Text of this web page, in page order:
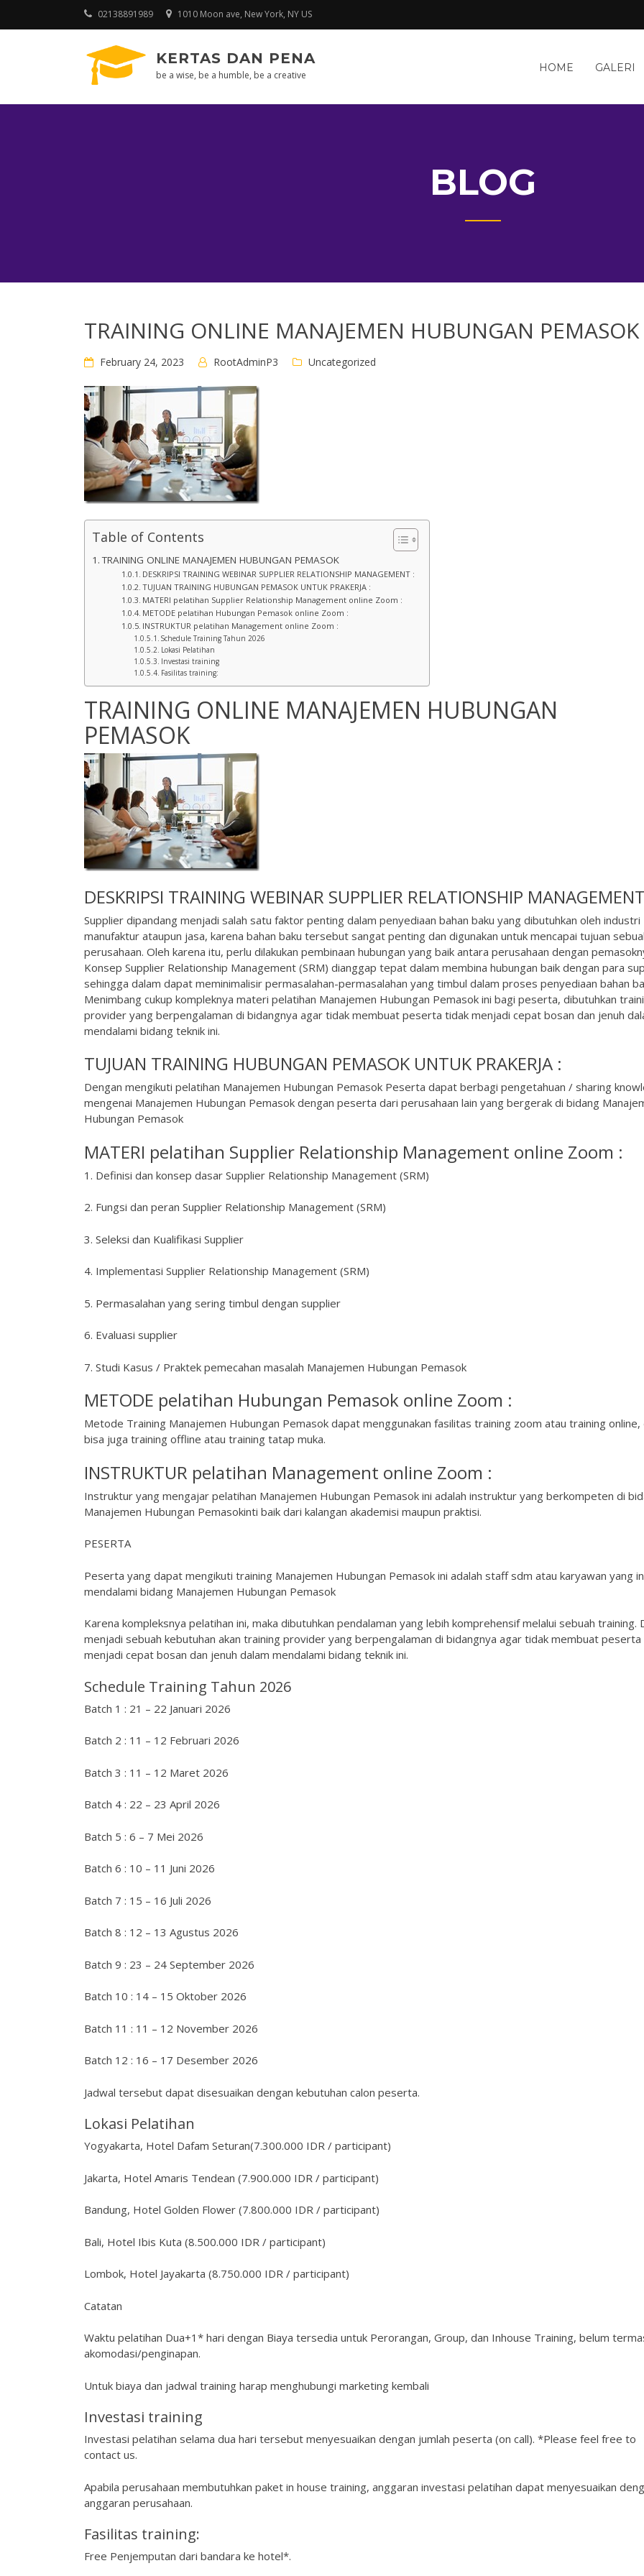
02138891989 1010 Moon ave, New York, NY US
KERTAS DAN PENA
be a wise, be a humble, be a creative
HOME GALERI
BLOG
TRAINING ONLINE MANAJEMEN HUBUNGAN PEMASOK
February 24, 2023 RootAdminP3 Uncategorized
Table of Contents
TRAINING ONLINE MANAJEMEN HUBUNGAN PEMASOK
DESKRIPSI TRAINING WEBINAR SUPPLIER RELATIONSHIP MANAGEMENT :
TUJUAN TRAINING HUBUNGAN PEMASOK UNTUK PRAKERJA :
MATERI pelatihan Supplier Relationship Management online Zoom :
METODE pelatihan Hubungan Pemasok online Zoom :
INSTRUKTUR pelatihan Management online Zoom :
Schedule Training Tahun 2026
Lokasi Pelatihan
Investasi training
Fasilitas training:
TRAINING ONLINE MANAJEMEN HUBUNGAN
PEMASOK
DESKRIPSI TRAINING WEBINAR SUPPLIER RELATIONSHIP
Supplier dipandang menjadi salah satu faktor penting dalam penyediaan bahan baku yang dibutuhkan oleh industri
manufaktur ataupun jasa, karena bahan baku tersebut sangat penting dan digunakan untuk mencapai tujuan
perusahaan. Oleh karena itu, perlu dilakukan pembinaan hubungan yang baik antara perusahaan dengan
Konsep Supplier Relationship Management (SRM) dianggap tepat dalam membina hubungan baik dengan para
sehingga dalam dapat meminimalisir permasalahan-permasalahan yang timbul dalam proses penyediaan bahan
Menimbang cukup kompleknya materi pelatihan Manajemen Hubungan Pemasok ini bagi peserta, dibutuhkan
provider yang berpengalaman di bidangnya agar tidak membuat peserta tidak menjadi cepat bosan dan jenuh
mendalami bidang teknik ini.
TUJUAN TRAINING HUBUNGAN PEMASOK UNTUK PRAKERJA :
Dengan mengikuti pelatihan Manajemen Hubungan Pemasok Peserta dapat berbagi pengetahuan / sharing
mengenai Manajemen Hubungan Pemasok dengan peserta dari perusahaan lain yang bergerak di bidang
Hubungan Pemasok
MATERI pelatihan Supplier Relationship Management online Zoom :
1. Definisi dan konsep dasar Supplier Relationship Management (SRM)
2. Fungsi dan peran Supplier Relationship Management (SRM)
3. Seleksi dan Kualifikasi Supplier
4. Implementasi Supplier Relationship Management (SRM)
5. Permasalahan yang sering timbul dengan supplier
6. Evaluasi supplier
7. Studi Kasus / Praktek pemecahan masalah Manajemen Hubungan Pemasok
METODE pelatihan Hubungan Pemasok online Zoom :
Metode Training Manajemen Hubungan Pemasok dapat menggunakan fasilitas training zoom atau training online,
bisa juga training offline atau training tatap muka.
INSTRUKTUR pelatihan Management online Zoom :
Instruktur yang mengajar pelatihan Manajemen Hubungan Pemasok ini adalah instruktur yang berkompeten di
Manajemen Hubungan Pemasokinti baik dari kalangan akademisi maupun praktisi.
PESERTA
Peserta yang dapat mengikuti training Manajemen Hubungan Pemasok ini adalah staff sdm atau karyawan yang
mendalami bidang Manajemen Hubungan Pemasok
Karena kompleksnya pelatihan ini, maka dibutuhkan pendalaman yang lebih komprehensif melalui sebuah training.
menjadi sebuah kebutuhan akan training provider yang berpengalaman di bidangnya agar tidak membuat peserta
menjadi cepat bosan dan jenuh dalam mendalami bidang teknik ini.
Schedule Training Tahun 2026
Batch 1 : 21 – 22 Januari 2026
Batch 2 : 11 – 12 Februari 2026
Batch 3 : 11 – 12 Maret 2026
Batch 4 : 22 – 23 April 2026
Batch 5 : 6 – 7 Mei 2026
Batch 6 : 10 – 11 Juni 2026
Batch 7 : 15 – 16 Juli 2026
Batch 8 : 12 – 13 Agustus 2026
Batch 9 : 23 – 24 September 2026
Batch 10 : 14 – 15 Oktober 2026
Batch 11 : 11 – 12 November 2026
Batch 12 : 16 – 17 Desember 2026
Jadwal tersebut dapat disesuaikan dengan kebutuhan calon peserta.
Lokasi Pelatihan
Yogyakarta, Hotel Dafam Seturan(7.300.000 IDR / participant)
Jakarta, Hotel Amaris Tendean (7.900.000 IDR / participant)
Bandung, Hotel Golden Flower (7.800.000 IDR / participant)
Bali, Hotel Ibis Kuta (8.500.000 IDR / participant)
Lombok, Hotel Jayakarta (8.750.000 IDR / participant)
Catatan
Waktu pelatihan Dua+1* hari dengan Biaya tersedia untuk Perorangan, Group, dan Inhouse Training, belum
akomodasi/penginapan.
Untuk biaya dan jadwal training harap menghubungi marketing kembali
Investasi training
Investasi pelatihan selama dua hari tersebut menyesuaikan dengan jumlah peserta (on call). *Please feel free to
contact us.
Apabila perusahaan membutuhkan paket in house training, anggaran investasi pelatihan dapat menyesuaikan
anggaran perusahaan.
Fasilitas training:
Free Penjemputan dari bandara ke hotel*.